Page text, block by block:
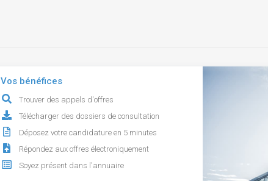
Vos bénéfices
Trouver des appels d'offres
Télécharger des dossiers de consultation
Déposez votre candidature en 5 minutes
Répondez aux offres électroniquement
Soyez présent dans l'annuaire